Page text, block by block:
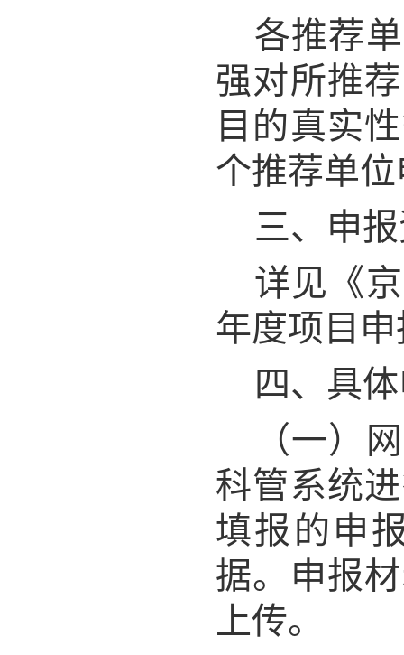
各推荐
强对所推
目的真实
个推荐单
三、申
详见《
年度项目
四、具
（一）
科管系统
填报的申
据。申报
上传。